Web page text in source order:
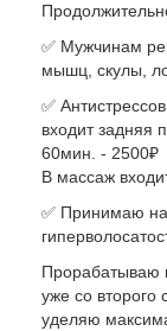
✅ Мужчинам
мышц, скулы,
✅
входит задняя
60мин. - 2500₽
В массаж
✅ Принимаю на
Прорабатываю
уже со второго
уделяю